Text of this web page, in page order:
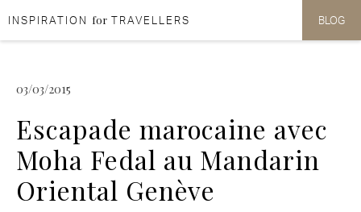
Aller au contenu
Aller au menu
INSPIRATION for TRAVELLERS BLOG
03/03/2015
Escapade marocaine avec
Moha Fedal au Mandarin
Oriental Genève